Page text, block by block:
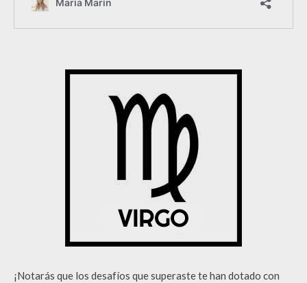
¡Notarás que los desafíos que superaste te han dotado con